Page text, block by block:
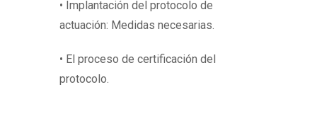
• Implantación del protocolo de
actuación: Medidas necesarias.
• El proceso de certificación del
protocolo.